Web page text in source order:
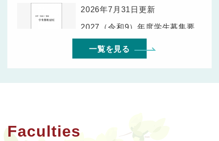
2026年7月31日更新
2027（令和9）年度学生募集要
項を公開しました
一覧を見る
Faculties